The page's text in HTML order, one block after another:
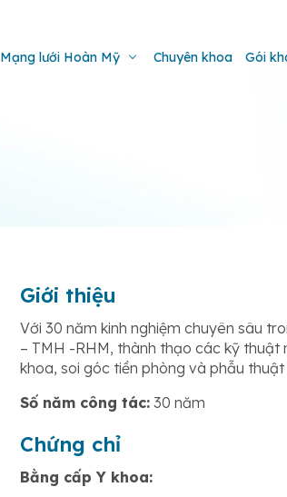
Mạng lưới Hoàn Mỹ Chuyên khoa Gói
Giới thiệu
Với 30 năm kinh nghiệm chuyên sâu
– TMH -RHM, thành thạo các kỹ thuật
khoa, soi góc tiền phòng và phẫu
Số năm công tác: 30 năm
Chứng chỉ
Bằng cấp Y khoa: